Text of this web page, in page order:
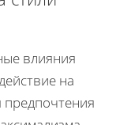
влияния
на